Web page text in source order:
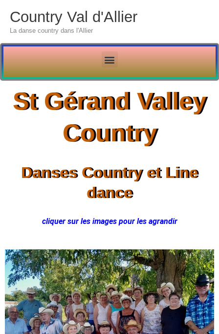
contenu
Country Val d'Allier
La danse country dans l'Allier
St Gérand Valley
Country
Danses Country et Line
dance
cliquer sur les images pour les agrandir